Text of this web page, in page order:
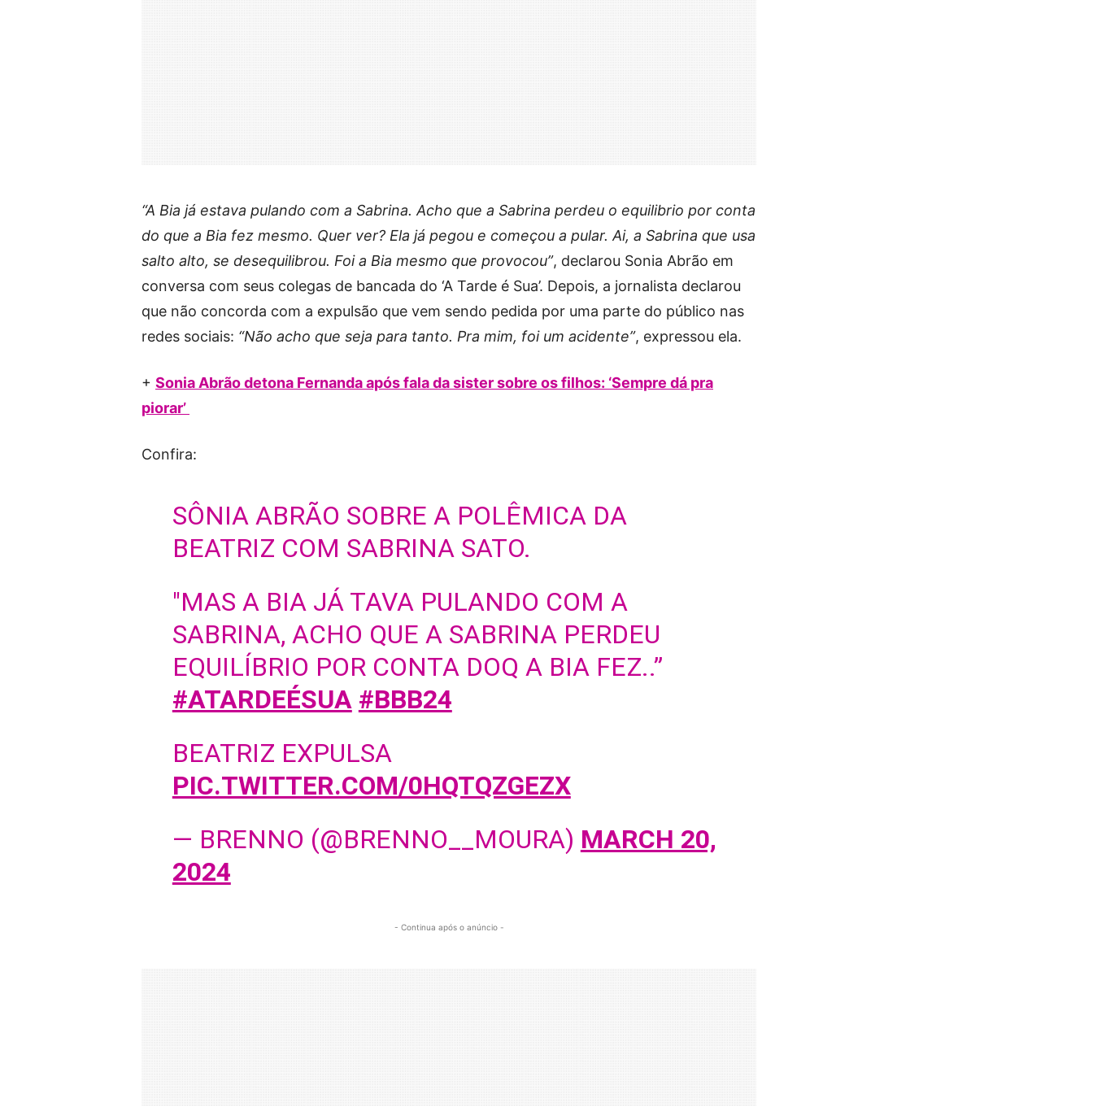
“A Bia já estava pulando com a Sabrina. Acho que a Sabrina perdeu o equilibrio por conta
do que a Bia fez mesmo. Quer ver? Ela já pegou e começou a pular. Ai, a Sabrina que usa
salto alto, se desequilibrou. Foi a Bia mesmo que provocou”, declarou Sonia Abrão em
conversa com seus colegas de bancada do ‘A Tarde é Sua’. Depois, a jornalista declarou
que não concorda com a expulsão que vem sendo pedida por uma parte do público nas
redes sociais: “Não acho que seja para tanto. Pra mim, foi um acidente”, expressou ela.
+ Sonia Abrão detona Fernanda após fala da sister sobre os filhos: ‘Sempre dá pra
piorar’
Confira:
SÔNIA ABRÃO SOBRE A POLÊMICA DA
BEATRIZ COM SABRINA SATO.
"MAS A BIA JÁ TAVA PULANDO COM A
SABRINA, ACHO QUE A SABRINA PERDEU
EQUILÍBRIO POR CONTA DOQ A BIA FEZ..”
#ATARDEÉSUA #BBB24
BEATRIZ EXPULSA
PIC.TWITTER.COM/0HQTQZGEZX
— BRENNO (@BRENNO__MOURA) MARCH 20,
2024
- Continua após o anúncio -